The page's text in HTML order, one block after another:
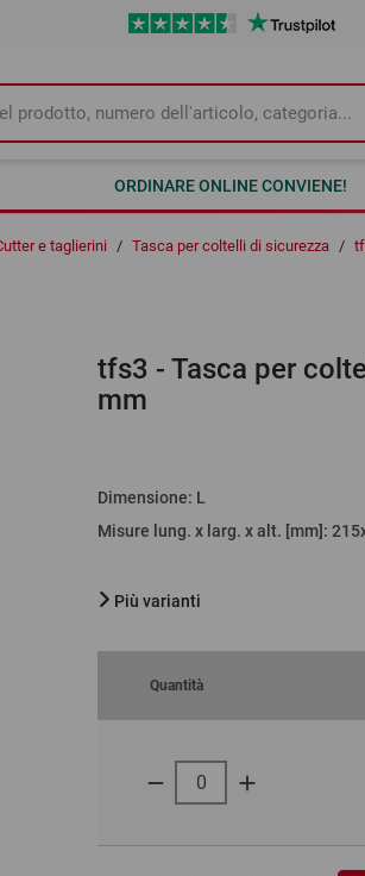
ORDINARE ONLINE CONVIENE!
e taglierini / Tasca per coltelli di sicurezza /
tfs3 - Tasca per
mm
Dimensione: L
Misure lung. x larg. x alt. [mm] :
Più varianti
Quantità